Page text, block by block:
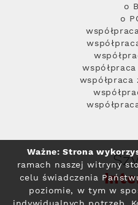
o
o
współpraca
współpraca
Ważne: Strona
ramach naszej witryny
celu świadczenia
poziomie, w tym w